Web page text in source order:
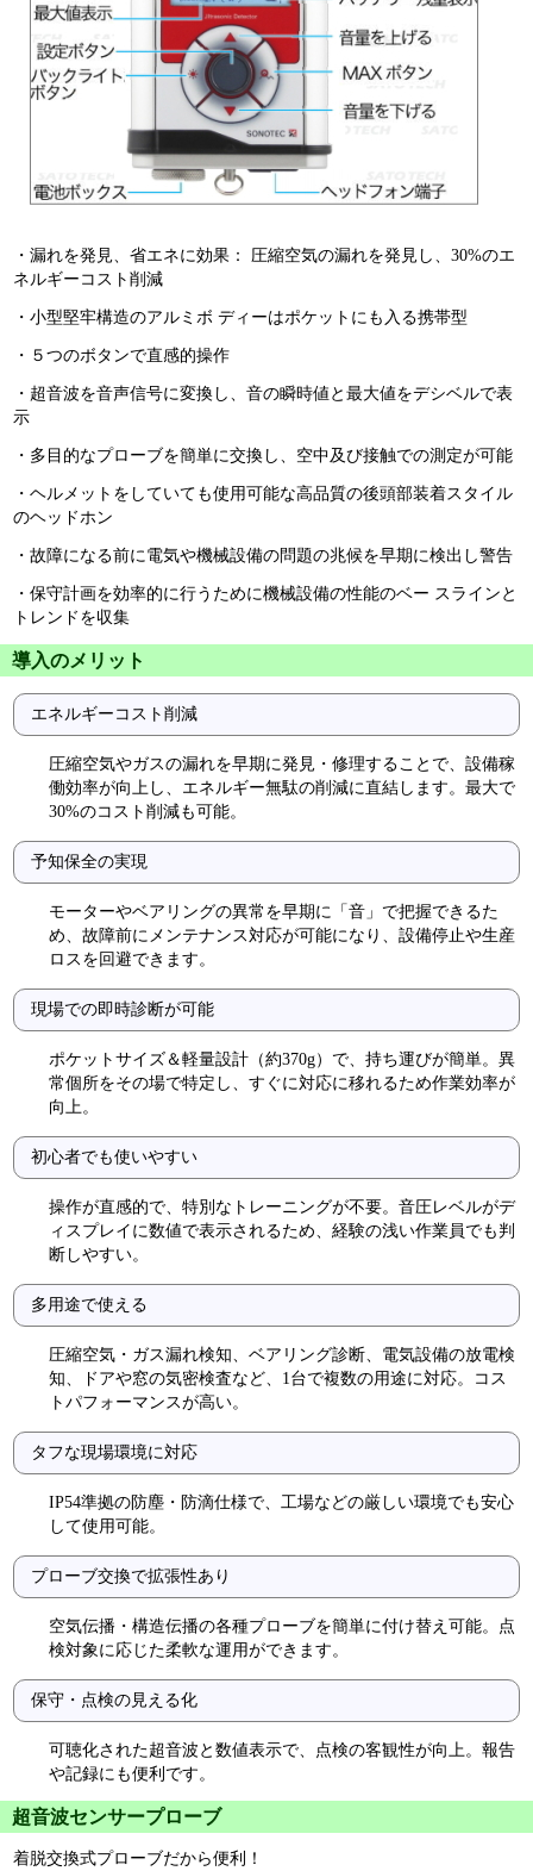
・漏れを発見、省エネに効果： 圧縮空気の漏れを発見し、30%のエ
ネルギーコスト削減
・小型堅牢構造のアルミボ ディーはポケットにも入る携帯型
・５つのボタンで直感的操作
・超音波を音声信号に変換し、音の瞬時値と最大値をデシベルで表
示
・多目的なプローブを簡単に交換し、空中及び接触での測定が可能
・ヘルメットをしていても使用可能な高品質の後頭部装着スタイル
のヘッドホン
・故障になる前に電気や機械設備の問題の兆候を早期に検出し警告
・保守計画を効率的に行うために機械設備の性能のベー スラインと
トレンドを収集
導入のメリット
エネルギーコスト削減
圧縮空気やガスの漏れを早期に発見・修理することで、設備稼
働効率が向上し、エネルギー無駄の削減に直結します。最大で
30%のコスト削減も可能。
予知保全の実現
モーターやベアリングの異常を早期に「音」で把握できるた
め、故障前にメンテナンス対応が可能になり、設備停止や生産
ロスを回避できます。
現場での即時診断が可能
ポケットサイズ＆軽量設計（約370g）で、持ち運びが簡単。異
常個所をその場で特定し、すぐに対応に移れるため作業効率が
向上。
初心者でも使いやすい
操作が直感的で、特別なトレーニングが不要。音圧レベルがデ
ィスプレイに数値で表示されるため、経験の浅い作業員でも判
断しやすい。
多用途で使える
圧縮空気・ガス漏れ検知、ベアリング診断、電気設備の放電検
知、ドアや窓の気密検査など、1台で複数の用途に対応。コス
トパフォーマンスが高い。
タフな現場環境に対応
IP54準拠の防塵・防滴仕様で、工場などの厳しい環境でも安心
して使用可能。
プローブ交換で拡張性あり
空気伝播・構造伝播の各種プローブを簡単に付け替え可能。点
検対象に応じた柔軟な運用ができます。
保守・点検の見える化
可聴化された超音波と数値表示で、点検の客観性が向上。報告
や記録にも便利です。
超音波センサープローブ
着脱交換式プローブだから便利！